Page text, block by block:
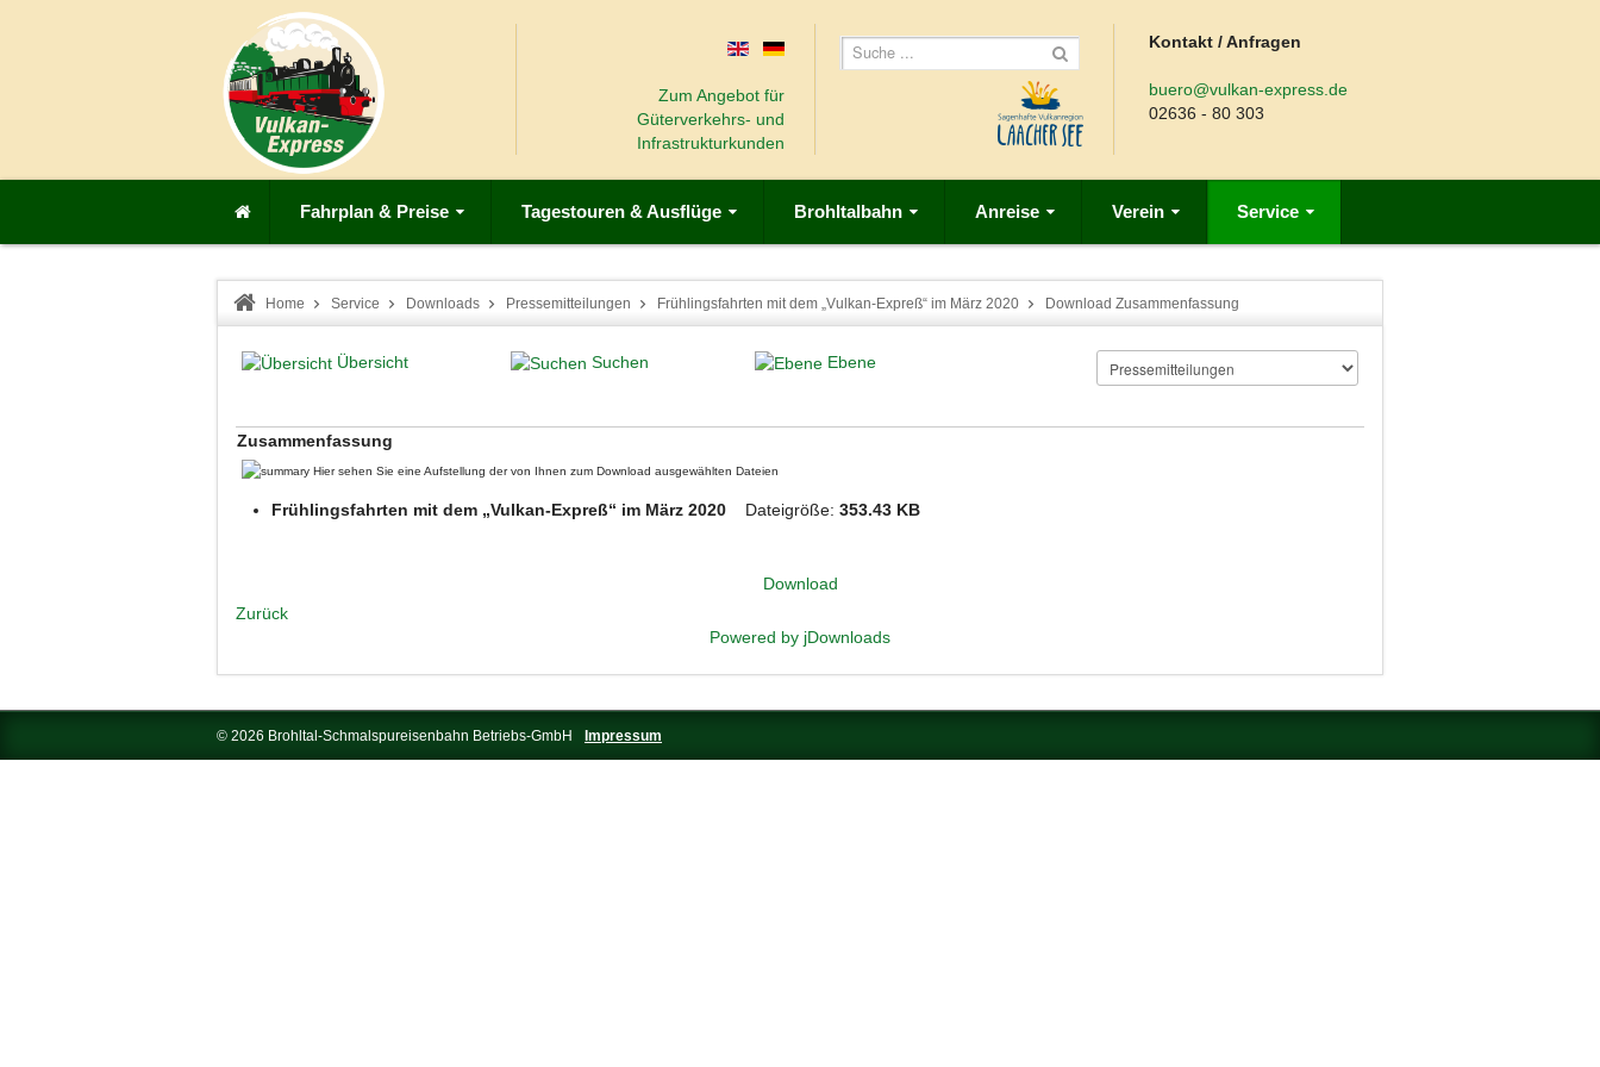
Zum Angebot für
Güterverkehrs- und
Infrastrukturkunden
Kontakt / Anfragen
buero@vulkan-express.de
02636 - 80 303
Fahrplan & Preise Tagestouren & Ausflüge Brohltalbahn Anreise Verein Service
Home Service Downloads Pressemitteilungen Frühlingsfahrten mit dem „Vulkan-Expreß“ im März 2020 Download Zusammenfassung
Übersicht Suchen Ebene
Zusammenfassung
Hier sehen Sie eine Aufstellung der von Ihnen zum Download ausgewählten Dateien
Frühlingsfahrten mit dem „Vulkan-Expreß“ im März 2020 Dateigröße: 353.43 KB
Download
Zurück
Powered by jDownloads
© 2026 Brohltal-Schmalspureisenbahn Betriebs-GmbH Impressum